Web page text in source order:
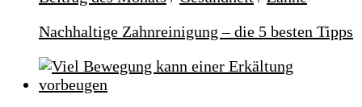
Nachhaltige Zahnreinigung – die 5 besten Tipps